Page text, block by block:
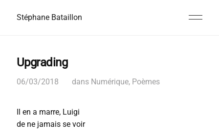
Stéphane Bataillon
Upgrading
06/03/2018 dans Numérique, Poèmes
Il en a marre, Luigi
de ne jamais se voir